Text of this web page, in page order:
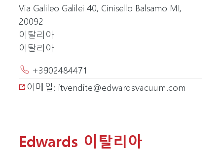
Via Galileo Galilei 40, Cinisello Balsamo MI,
20092
이탈리아
이탈리아
+3902484471
이메일: itvendite@edwardsvacuum.com
Edwards 이탈리아